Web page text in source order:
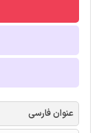
عنوان فارسی